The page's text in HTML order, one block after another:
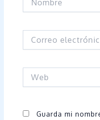
electrónico
Guarda mi